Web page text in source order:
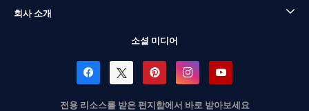
회사 소개
소셜 미디어
전용 리소스를 받은 편지함에서 바로 받아보세요